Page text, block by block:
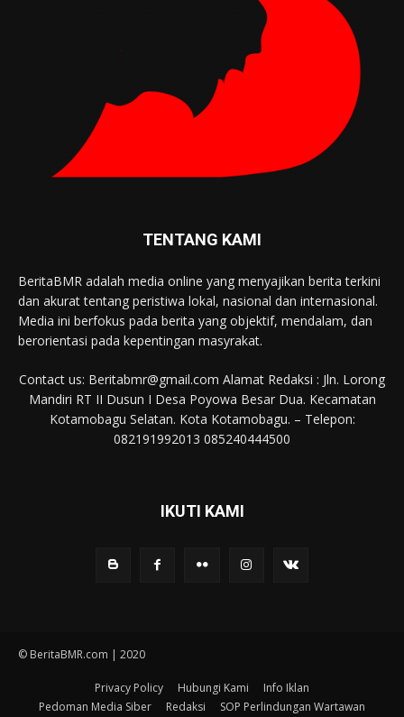
TENTANG KAMI
BeritaBMR adalah media online yang menyajikan berita terkini
dan akurat tentang peristiwa lokal, nasional dan internasional.
Media ini berfokus pada berita yang objektif, mendalam, dan
berorientasi pada kepentingan masyrakat.
Contact us: Beritabmr@gmail.com Alamat Redaksi : Jln. Lorong
Mandiri RT II Dusun I Desa Poyowa Besar Dua. Kecamatan
Kotamobagu Selatan. Kota Kotamobagu. – Telepon:
082191992013 085240444500
IKUTI KAMI
© BeritaBMR.com | 2020
Privacy Policy Hubungi Kami
Info Iklan
Pedoman Media Siber
Redaksi SOP Perlindungan Wartawan